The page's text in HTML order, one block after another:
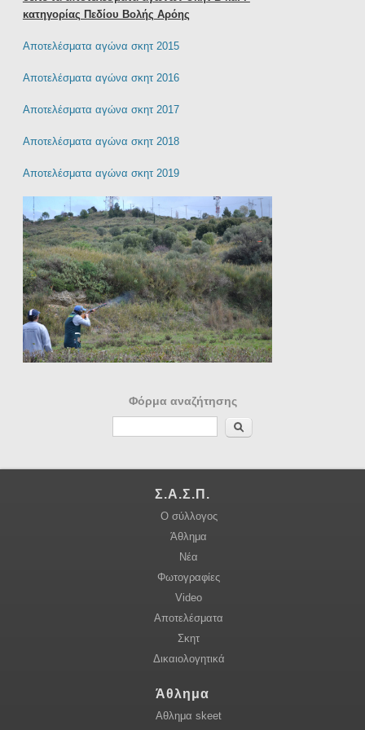
κατηγορίας Πεδίου Βολής Αρόης
Αποτελέσματα αγώνα σκητ 2015
Αποτελέσματα αγώνα σκητ 2016
Αποτελέσματα αγώνα σκητ 2017
Αποτελέσματα αγώνα σκητ 2018
Αποτελέσματα αγώνα σκητ 2019
Φόρμα αναζήτησης
Αναζήτηση
Σ.Α.Σ.Π.
Ο σύλλογος
Άθλημα
Νέα
Φωτογραφίες
Video
Αποτελέσματα
Σκητ
Δικαιολογητικά
Άθλημα
Αθλημα skeet